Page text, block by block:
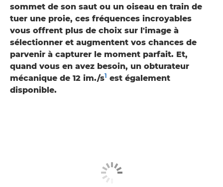
sommet de son saut ou un oiseau en train de
tuer une proie, ces fréquences incroyables
vous offrent plus de choix sur l'image à
sélectionner et augmentent vos chances de
parvenir à capturer le moment parfait. Et,
quand vous en avez besoin, un obturateur
mécanique de 12 im./s1 est également
disponible.